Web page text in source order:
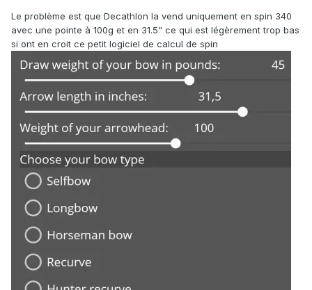
Le problème est que Decathlon la vend uniquement en spin 340
avec une pointe à 100g et en 31.5" ce qui est légèrement trop bas
si ont en croit ce petit logiciel de calcul de spin